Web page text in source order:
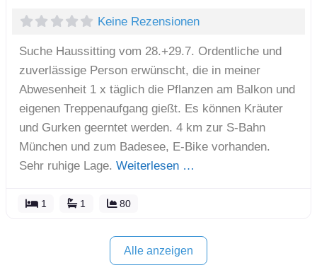
Keine Rezensionen
Suche Haussitting vom 28.+29.7. Ordentliche und
zuverlässige Person erwünscht, die in meiner
Abwesenheit 1 x täglich die Pflanzen am Balkon und
eigenen Treppenaufgang gießt. Es können Kräuter
und Gurken geerntet werden. 4 km zur S-Bahn
München und zum Badesee, E-Bike vorhanden.
Sehr ruhige Lage. Weiterlesen …
1 1 80
Alle anzeigen